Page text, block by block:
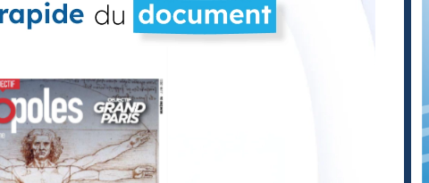
Communiqué de presse
Atlas 2026 des modes de gestion des services